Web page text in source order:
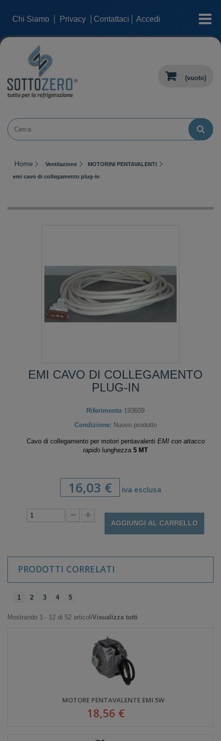
Chi Siamo Privacy Contattaci Accedi categorie
(vuoto)
Home Ventilazione MOTORINI PENTAVALENTI
emi cavo di collegamento plug-in
EMI CAVO DI COLLEGAMENTO
PLUG-IN
Riferimento 193609
Condizione: Nuovo prodotto
Cavo di collegamento per motori pentavalenti EMI con attacco
rapido lunghezza 5 MT
16,03 € Iva esclusa
AGGIUNGI AL CARRELLO
PRODOTTI CORRELATI
1 2 3 4 5
Mostrando 1 - 12 di 52 articoliVisualizza tutti
MOTORE PENTAVALENTE EMI 5W
18,56 €